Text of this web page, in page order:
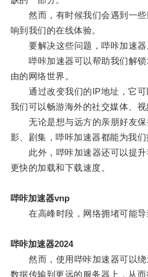
然而，有时候我们会遇到一些
响到我们的在线体验。
要解决这些问题，哔咔加速器
哔咔加速器可以帮助我们解锁
由的网络世界。
通过改变我们的IP地址，它可
我们可以畅游海外的社交媒体、视
无论是想与远方的亲朋好友保
影、剧集，哔咔加速器都能为我们
此外，哔咔加速器还可以提升
更快的加载和下载速度。
哔咔加速器vnp
在高峰时段，网络拥堵可能导
哔咔加速器2024
然而，使用哔咔加速器可以绕
数据传输到更远的服务器上，从